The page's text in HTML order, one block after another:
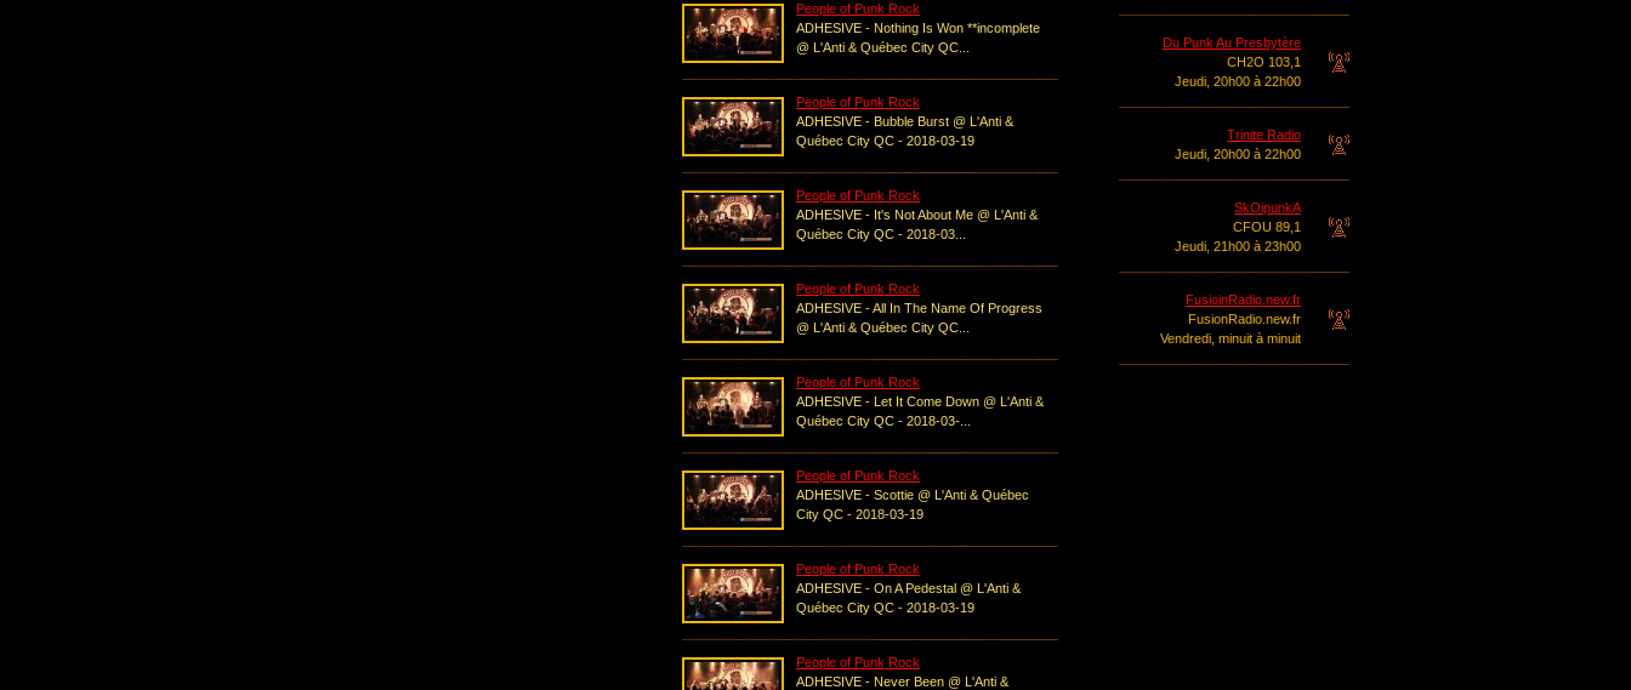
People of Punk Rock
ADHESIVE - Nothing Is Won **incomplete
@ L'Anti & Québec City QC...
People of Punk Rock
ADHESIVE - Bubble Burst @ L'Anti &
Québec City QC - 2018-03-19
People of Punk Rock
ADHESIVE - It's Not About Me @ L'Anti &
Québec City QC - 2018-03...
People of Punk Rock
ADHESIVE - All In The Name Of Progress
@ L'Anti & Québec City QC...
People of Punk Rock
ADHESIVE - Let It Come Down @ L'Anti &
Québec City QC - 2018-03-...
People of Punk Rock
ADHESIVE - Scottie @ L'Anti & Québec
City QC - 2018-03-19
People of Punk Rock
ADHESIVE - On A Pedestal @ L'Anti &
Québec City QC - 2018-03-19
People of Punk Rock
ADHESIVE - Never Been @ L'Anti &
Du Punk Au Presbytère
CH2O 103,1
Jeudi, 20h00 à 22h00
Trinite Radio
Jeudi, 20h00 à 22h00
SkOipunkA
CFOU 89,1
Jeudi, 21h00 à 23h00
FusioinRadio.new.fr
FusionRadio.new.fr
Vendredi, minuit à minuit